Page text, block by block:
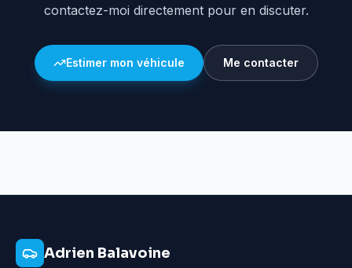
contactez-moi directement pour en discuter.
Estimer mon véhicule Me contacter
Adrien Balavoine